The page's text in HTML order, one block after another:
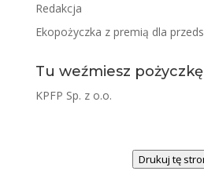
Redakcja
Ekopożyczka z premią dla
Tu weźmiesz
KPFP Sp. z o.o.
Drukuj tę